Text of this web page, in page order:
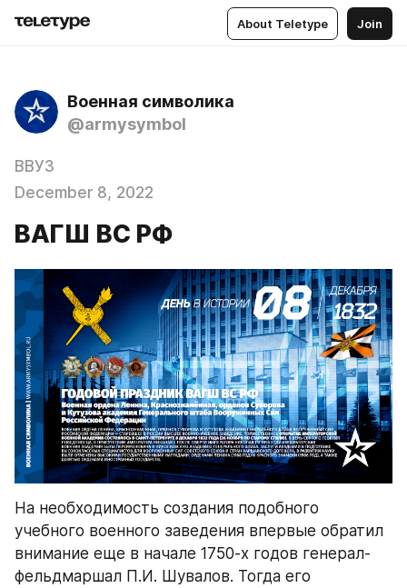
About Teletype Join
Военная символика
@armysymbol
ВВУЗ
December 8, 2022
ВАГШ ВС РФ
На необходимость создания подобного
учебного военного заведения впервые обратил
внимание еще в начале 1750-х годов генерал-
фельдмаршал П.И. Шувалов. Тогда его